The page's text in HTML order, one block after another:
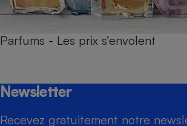
Parfums - Les prix s’envolent
Newsletter
Recevez gratuitement notre